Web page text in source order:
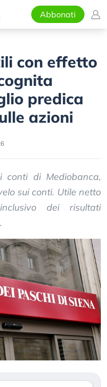
Abbonati
con effetto
predica
azioni
conti di Mediobanca,
sui conti. Utile netto
dei risultati